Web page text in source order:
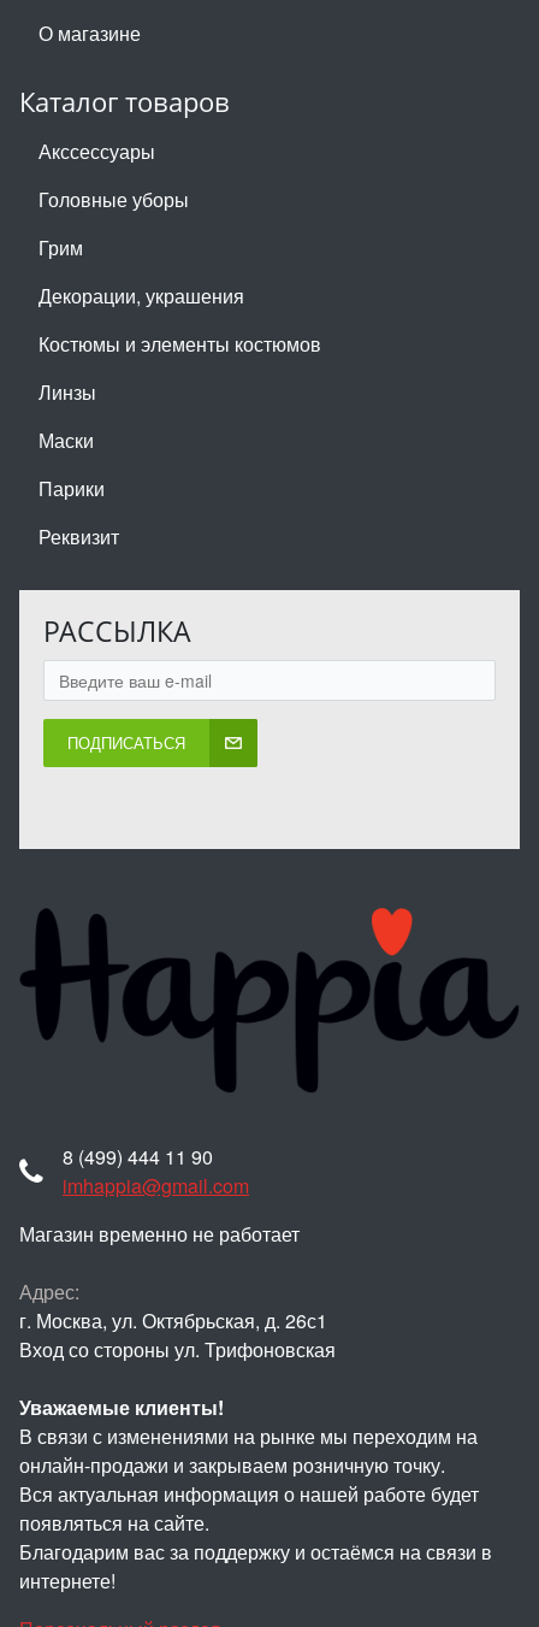
О магазине
Каталог товаров
Акссессуары
Головные уборы
Грим
Декорации, украшения
Костюмы и элементы костюмов
Линзы
Маски
Парики
Реквизит
РАССЫЛКА
ПОДПИСАТЬСЯ
8 (499) 444 11 90
imhappia@gmail.com
Магазин временно не работает
Адрес:
г. Москва, ул. Октябрьская, д. 26с1
Вход со стороны ул. Трифоновская
Уважаемые клиенты!
В связи с изменениями на рынке мы переходим на
онлайн-продажи и закрываем розничную точку.
Вся актуальная информация о нашей работе будет
появляться на сайте.
Благодарим вас за поддержку и остаёмся на связи в
интернете!